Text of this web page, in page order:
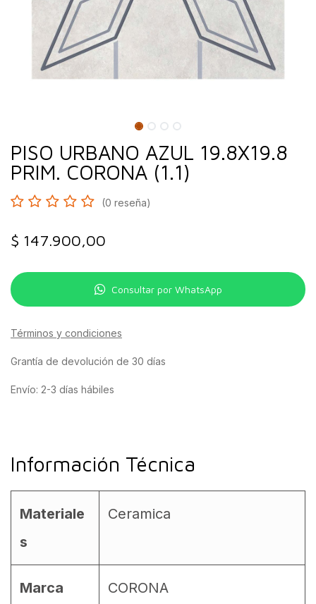
PISO URBANO AZUL 19.8X19.8
PRIM. CORONA (1.1)
(0 reseña)
$ 147.900,00
Consultar por WhatsApp
Términos y condiciones
Grantía de devolución de 30 días
Envío: 2-3 días hábiles
Información Técnica
Materiale
s
Ceramica
Marca CORONA